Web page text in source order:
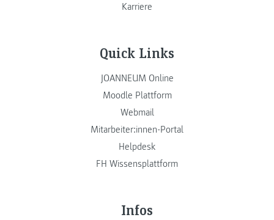
Karriere
Quick Links
JOANNEUM Online
Moodle Plattform
Webmail
Mitarbeiter:innen-Portal
Helpdesk
FH Wissensplattform
Infos